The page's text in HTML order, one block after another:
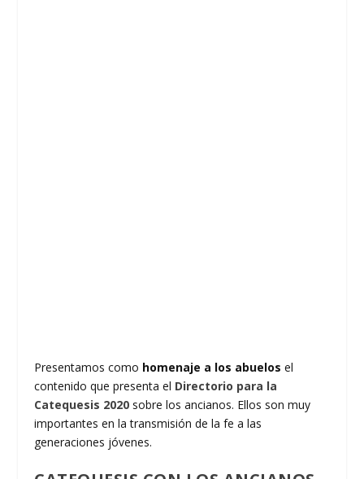
Presentamos como homenaje a los abuelosel
contenido que presenta el Directorio para la
Catequesis 2020 sobre los ancianos. Ellos son muy
importantes en la transmisión de la fe a las
generaciones jóvenes.